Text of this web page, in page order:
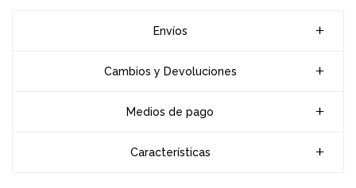
Envíos
Cambios y Devoluciones
Medios de pago
Características